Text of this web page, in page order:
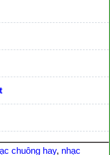
chuông hay, nhạc